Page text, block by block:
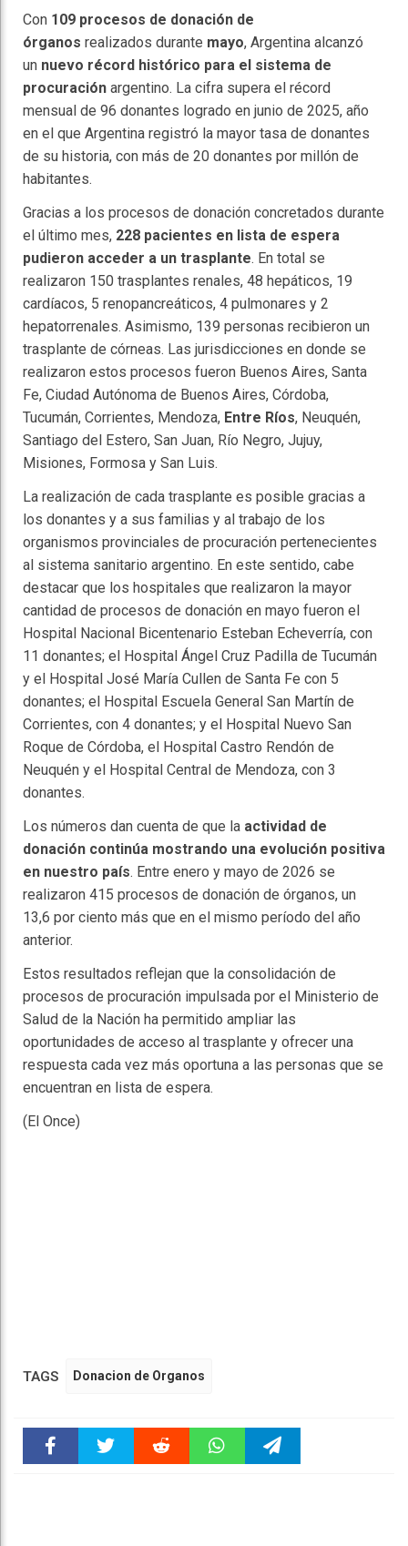
Con 109 procesos de donación de
órganos realizados durante mayo, Argentina alcanzó
un nuevo récord histórico para el sistema de
procuración argentino. La cifra supera el récord
mensual de 96 donantes logrado en junio de 2025, año
en el que Argentina registró la mayor tasa de donantes
de su historia, con más de 20 donantes por millón de
habitantes.
Gracias a los procesos de donación concretados durante
el último mes, 228 pacientes en lista de espera
pudieron acceder a un trasplante. En total se
realizaron 150 trasplantes renales, 48 hepáticos, 19
cardíacos, 5 renopancreáticos, 4 pulmonares y 2
hepatorrenales. Asimismo, 139 personas recibieron un
trasplante de córneas. Las jurisdicciones en donde se
realizaron estos procesos fueron Buenos Aires, Santa
Fe, Ciudad Autónoma de Buenos Aires, Córdoba,
Tucumán, Corrientes, Mendoza, Entre Ríos, Neuquén,
Santiago del Estero, San Juan, Río Negro, Jujuy,
Misiones, Formosa y San Luis.
La realización de cada trasplante es posible gracias a
los donantes y a sus familias y al trabajo de los
organismos provinciales de procuración pertenecientes
al sistema sanitario argentino. En este sentido, cabe
destacar que los hospitales que realizaron la mayor
cantidad de procesos de donación en mayo fueron el
Hospital Nacional Bicentenario Esteban Echeverría, con
11 donantes; el Hospital Ángel Cruz Padilla de Tucumán
y el Hospital José María Cullen de Santa Fe con 5
donantes; el Hospital Escuela General San Martín de
Corrientes, con 4 donantes; y el Hospital Nuevo San
Roque de Córdoba, el Hospital Castro Rendón de
Neuquén y el Hospital Central de Mendoza, con 3
donantes.
Los números dan cuenta de que la actividad de
donación continúa mostrando una evolución positiva
en nuestro país. Entre enero y mayo de 2026 se
realizaron 415 procesos de donación de órganos, un
13,6 por ciento más que en el mismo período del año
anterior.
Estos resultados reflejan que la consolidación de
procesos de procuración impulsada por el Ministerio de
Salud de la Nación ha permitido ampliar las
oportunidades de acceso al trasplante y ofrecer una
respuesta cada vez más oportuna a las personas que se
encuentran en lista de espera.
(El Once)
TAGS Donacion de Organos